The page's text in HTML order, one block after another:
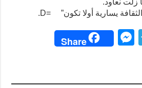
يسارية أولا تكون”
=D
.
T
M
Share